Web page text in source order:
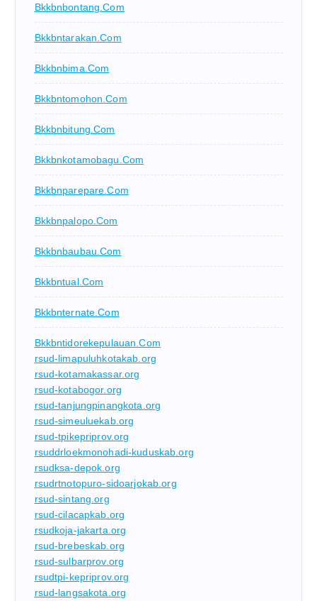
Bkkbnbontang.com
Bkkbntarakan.com
Bkkbnbima.com
Bkkbntomohon.com
Bkkbnbitung.com
Bkkbnkotamobagu.com
Bkkbnparepare.com
Bkkbnpalopo.com
Bkkbnbaubau.com
Bkkbntual.com
Bkkbnternate.com
Bkkbntidorekepulauan.com
rsud-limapuluhkotakab.org
rsud-kotamakassar.org
rsud-kotabogor.org
rsud-tanjungpinangkota.org
rsud-simeuluekab.org
rsud-tpikepriprov.org
rsuddrloekmonohadi-kuduskab.org
rsudksa-depok.org
rsudrtnotopuro-sidoarjokab.org
rsud-sintang.org
rsud-cilacapkab.org
rsudkoja-jakarta.org
rsud-brebeskab.org
rsud-sulbarprov.org
rsudtpi-kepriprov.org
rsud-langsakota.org